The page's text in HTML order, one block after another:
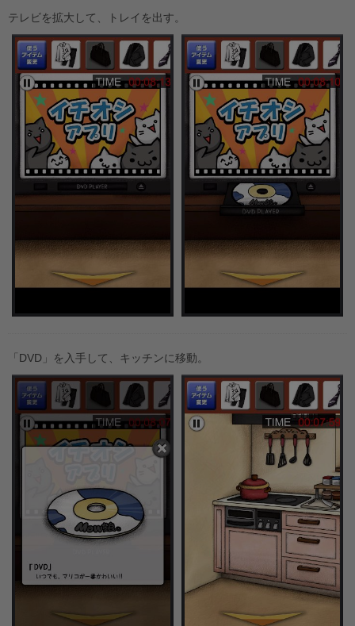
テレビを拡大して、トレイを出す。
「DVD」を入手して、キッチンに移動。